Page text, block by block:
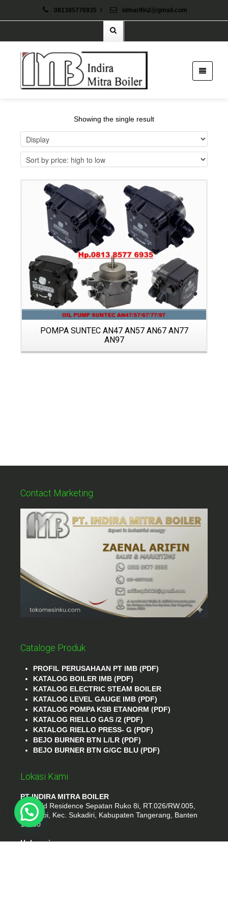
081385776935 / idmarifin2@gmail.com
Showing the single result
Details
POMPA SUNTEC AN47 AN57 AN67 AN77
AN97
Contact Marketing
Cataloge Produk
PROFIL PERUSAHAAN PT IMB (PDF)
KATALOG BOILER IMB (PDF)
KATALOG ELECTRIC STEAM BOILER
KATALOG LEVEL GAUGE IMB (PDF)
KATALOG POMPA KSB ETANORM (PDF)
KATALOG RIELLO GAS /2 (PDF)
KATALOG RIELLO PRESS- G (PDF)
BEJO BURNER BTN L/LR (PDF)
BEJO BURNER BTN G/GC BLU (PDF)
Lokasi Kami
PT INDIRA MITRA BOILER
Emerald Residence Sepatan Ruko 8i, RT.026/RW.005,
Kosambi, Kec. Sukadiri, Kabupaten Tangerang, Banten
15530
Hubungi